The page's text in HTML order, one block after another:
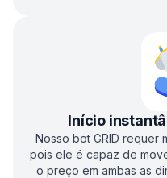
Início
Nosso bot GRID requer
pois ele é capaz de
o preço em ambas as